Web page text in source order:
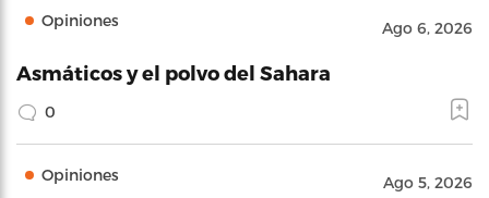
Opiniones Ago 6, 2026
Asmáticos y el polvo del Sahara
0
Opiniones Ago 5, 2026